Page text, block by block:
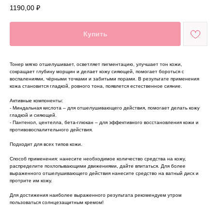
1190,00 ₽
Купить
Тонер мягко отшелушивает, осветляет пигментацию, улучшает тон кожи,
сокращает глубину морщин и делает кожу сияющей, помогает бороться с
воспалениями, чёрными точками и забитыми порами. В результате применения
кожа становится гладкой, ровного тона, появлется естественное сияние.
Активные компоненты:
- Миндальная кислота – для отшелушивающего действия, помогает делать кожу
гладкой и сияющей.
- Пантенол, центелла, бета-глюкан – для эффективного восстановления кожи и
противовоспалительного действия.
Подходит для всех типов кожи.
Способ применения: нанесите необходимое количество средства на кожу,
распределите похлопывающими движениями, дайте впитаться. Для более
выраженного отшелушивающего действия нанесите средство на ватный диск и
протрите им кожу.
Для достижения наиболее выраженного результата рекомендуем утром
пользоваться солнцезащитным кремом!